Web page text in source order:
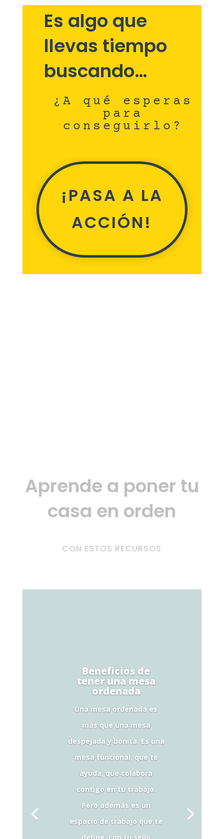
Es algo que
llevas tiempo
buscando…
¿A qué esperas
para
conseguirlo?
¡PASA A LA
ACCIÓN!
Aprende a poner tu
casa en orden
CON ESTOS RECURSOS
Beneficios de
tener una mesa
ordenada
Una mesa ordenada es
más que una mesa
despejada y bonita. Es una
mesa funcional, que te
ayuda, que colabora
contigo en tu trabajo.
Pero además es un
espacio de trabajo que te